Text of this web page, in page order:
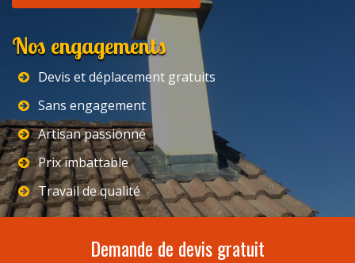
Nos engagements
Devis et déplacement gratuits
Sans engagement
Artisan passionné
Prix imbattable
Travail de qualité
Demande de devis gratuit